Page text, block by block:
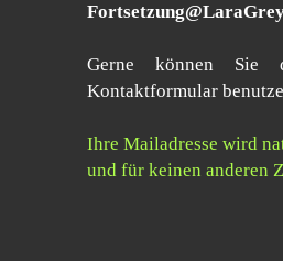
Gerne können Sie
Kontaktformular
Ihre Mailadresse wird
und für keinen anderen